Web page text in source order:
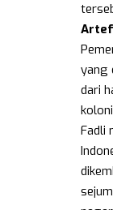
yang
dari
Fadli